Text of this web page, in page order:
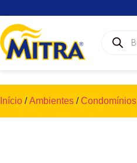
Início /Ambientes /Condomínios